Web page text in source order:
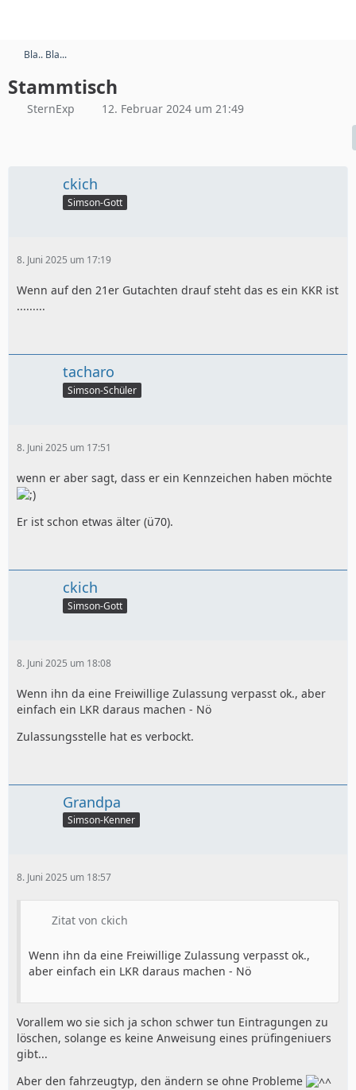
Bla.. Bla...
Stammtisch
SternExp 12. Februar 2024 um 21:49
ckich
Simson-Gott
8. Juni 2025 um 17:19
Wenn auf den 21er Gutachten drauf steht das es ein KKR ist
.........
tacharo
Simson-Schüler
8. Juni 2025 um 17:51
wenn er aber sagt, dass er ein Kennzeichen haben möchte
Er ist schon etwas älter (ü70).
ckich
Simson-Gott
8. Juni 2025 um 18:08
Wenn ihn da eine Freiwillige Zulassung verpasst ok., aber
einfach ein LKR daraus machen - Nö
Zulassungsstelle hat es verbockt.
Grandpa
Simson-Kenner
8. Juni 2025 um 18:57
Zitat von ckich
Wenn ihn da eine Freiwillige Zulassung verpasst ok.,
aber einfach ein LKR daraus machen - Nö
Vorallem wo sie sich ja schon schwer tun Eintragungen zu
löschen, solange es keine Anweisung eines prüfingeniuers
gibt...
Aber den fahrzeugtyp, den ändern se ohne Probleme